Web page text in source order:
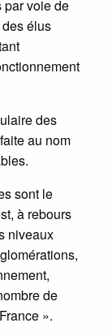
par voie de
élus
des
au nom
sont le
à rebours
niveaux
de
».